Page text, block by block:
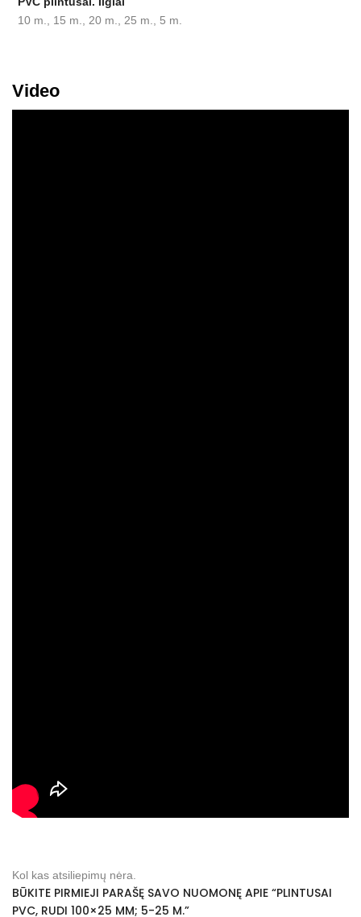
10 m., 15 m., 20 m., 25 m., 5 m.
Video
Kol kas atsiliepimų nėra.
BŪKITE PIRMIEJI PARAŠĘ SAVO NUOMONĘ APIE “PLINTUSAI
PVC, RUDI 100×25 MM; 5-25 M.”